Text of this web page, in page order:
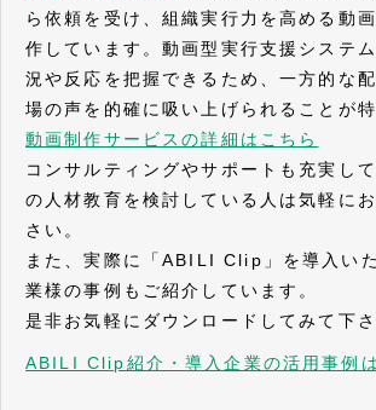
ら依頼を受け、組織実行力を高める動
作しています。動画型実行支援システ
況や反応を把握できるため、一方的な
場の声を的確に吸い上げられることが特
動画制作サービスの詳細はこちら
コンサルティングやサポートも充実し
の人材教育を検討している人は気軽に
さい。
また、実際に「ABILI Clip」を導入い
業様の事例もご紹介しています。
是非お気軽にダウンロードしてみて下さ
ABILI Clip紹介・導入企業の活用事例